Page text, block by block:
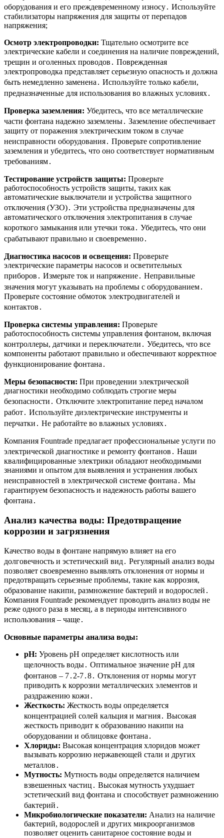
оборудования и его преждевременному износу․ Используйте
стабилизаторы напряжения для защиты от перепадов
напряжения;
Осмотр электропроводки: Тщательно осмотрите все
электрические кабели и соединения на наличие повреждений,
трещин и оголенных проводов․ Поврежденная
электропроводка представляет серьезную опасность и должна
быть немедленно заменена․ Используйте только кабели,
предназначенные для использования во влажных условиях․
Проверка заземления: Убедитесь, что все металлические
части фонтана надежно заземлены․ Заземление обеспечивает
защиту от поражения электрическим током в случае
неисправности оборудования․ Проверьте сопротивление
заземления и убедитесь, что оно соответствует нормативным
требованиям․
Тестирование устройств защиты: Проверьте
работоспособность устройств защиты, таких как
автоматические выключатели и устройства защитного
отключения (УЗО)․ Эти устройства предназначены для
автоматического отключения электропитания в случае
короткого замыкания или утечки тока․ Убедитесь, что они
срабатывают правильно и своевременно․
Диагностика насосов и освещения: Проверьте
электрические параметры насосов и осветительных
приборов․ Измерьте ток и напряжение․ Неправильные
значения могут указывать на проблемы с оборудованием․
Проверьте состояние обмоток электродвигателей и
контактов․
Проверка системы управления: Проверьте
работоспособность системы управления фонтаном, включая
контроллеры, датчики и переключатели․ Убедитесь, что все
компоненты работают правильно и обеспечивают корректное
функционирование фонтана․
Меры безопасности: При проведении электрической
диагностики необходимо соблюдать строгие меры
безопасности․ Отключите электропитание перед началом
работ․ Используйте диэлектрические инструменты и
перчатки․ Не работайте во влажных условиях․
Компания Fountrade предлагает профессиональные услуги по
электрической диагностике и ремонту фонтанов․ Наши
квалифицированные электрики обладают необходимыми
знаниями и опытом для выявления и устранения любых
неисправностей в электрической системе фонтана․ Мы
гарантируем безопасность и надежность работы вашего
фонтана․
Анализ качества воды: Предотвращение
коррозии и загрязнения
Качество воды в фонтане напрямую влияет на его
долговечность и эстетический вид․ Регулярный анализ воды
позволяет своевременно выявлять отклонения от нормы и
предотвращать серьезные проблемы, такие как коррозия,
образование накипи, размножение бактерий и водорослей․
Компания Fountrade рекомендует проводить анализ воды не
реже одного раза в месяц, а в периоды интенсивного
использования – чаще․
Основные параметры анализа воды:
pH: Уровень pH определяет кислотность или
щелочность воды․ Оптимальное значение pH для
фонтанов – 7․2-7․8․ Отклонения от нормы могут
приводить к коррозии металлических элементов и
раздражению кожи․
Жесткость: Жесткость воды определяется
концентрацией солей кальция и магния․ Высокая
жесткость приводит к образованию накипи на
оборудовании и облицовке фонтана․
Хлориды: Высокая концентрация хлоридов может
вызывать коррозию нержавеющей стали и других
металлов․
Мутность: Мутность воды определяется наличием
взвешенных частиц․ Высокая мутность ухудшает
эстетический вид фонтана и способствует размножению
бактерий․
Микробиологические показатели: Анализ на наличие
бактерий, водорослей и других микроорганизмов
позволяет оценить санитарное состояние воды и